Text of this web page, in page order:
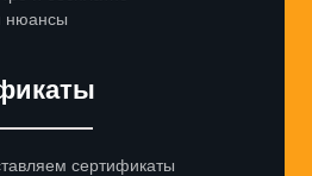
нюансы
сертификаты